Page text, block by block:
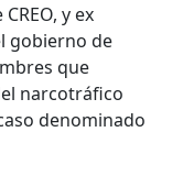
y ex
gobierno de
que
narcotráfico
denominado